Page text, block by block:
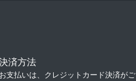
済方法
お支払いは、クレジットカード決済がご